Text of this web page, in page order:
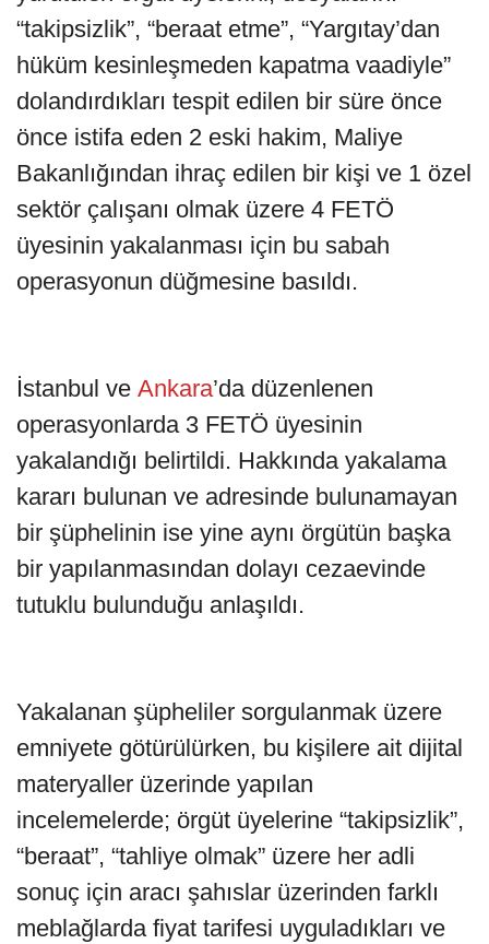
“takipsizlik”, “beraat etme”, “Yargıtay’dan
hüküm kesinleşmeden kapatma vaadiyle”
dolandırdıkları tespit edilen bir süre önce
önce istifa eden 2 eski hakim, Maliye
Bakanlığından ihraç edilen bir kişi ve 1 özel
sektör çalışanı olmak üzere 4 FETÖ
üyesinin yakalanması için bu sabah
operasyonun düğmesine basıldı.
İstanbul ve Ankara’da düzenlenen
operasyonlarda 3 FETÖ üyesinin
yakalandığı belirtildi. Hakkında yakalama
kararı bulunan ve adresinde bulunamayan
bir şüphelinin ise yine aynı örgütün başka
bir yapılanmasından dolayı cezaevinde
tutuklu bulunduğu anlaşıldı.
Yakalanan şüpheliler sorgulanmak üzere
emniyete götürülürken, bu kişilere ait dijital
materyaller üzerinde yapılan
incelemelerde; örgüt üyelerine “takipsizlik”,
“beraat”, “tahliye olmak” üzere her adli
sonuç için aracı şahıslar üzerinden farklı
meblağlarda fiyat tarifesi uyguladıkları ve